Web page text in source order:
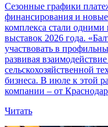
Сезонные графики
финансирования и
комплекса стали
выставок 2026 года.
участвовать в
развивая
сельскохозяйственной
бизнеса. В июле к этой
компании – от
Читать